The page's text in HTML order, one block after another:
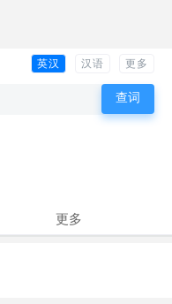
英汉 汉语 更多
更多